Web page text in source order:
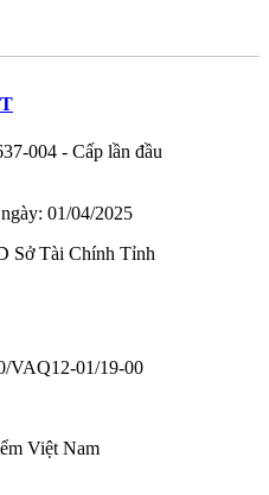
004 - Cấp lần đầu
01/04/2025
Sở Tài Chính Tỉnh
VAQ12-01/19-00
Việt Nam